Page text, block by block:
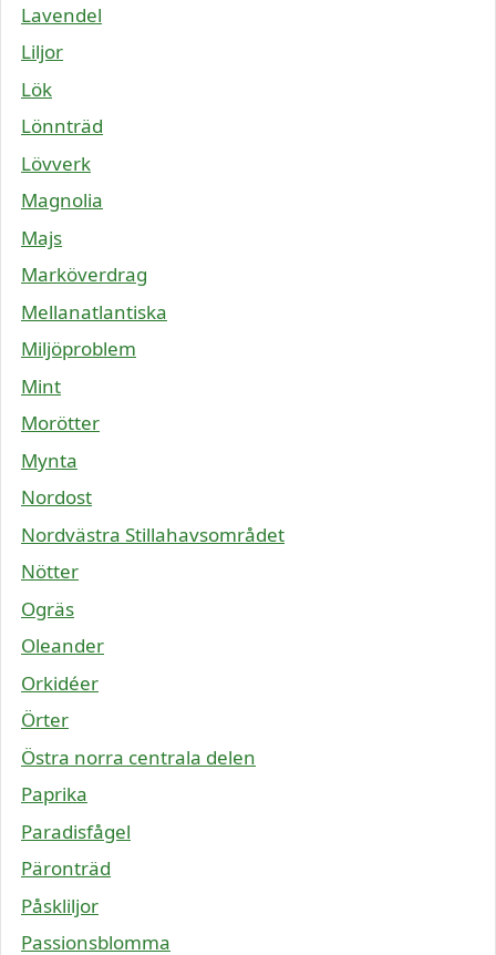
Lavendel
Liljor
Lök
Lönnträd
Lövverk
Magnolia
Majs
Marköverdrag
Mellanatlantiska
Miljöproblem
Mint
Morötter
Mynta
Nordost
Nordvästra Stillahavsområdet
Nötter
Ogräs
Oleander
Orkidéer
Örter
Östra norra centrala delen
Paprika
Paradisfågel
Päronträd
Påskliljor
Passionsblomma